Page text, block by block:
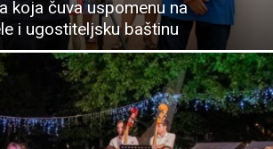
koja čuva uspomenu na
i ugostiteljsku baštinu